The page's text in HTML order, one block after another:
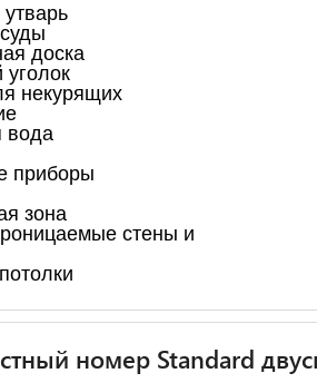
доска
уголок
некурящих
вода
приборы
зона
стены и
номер Standard